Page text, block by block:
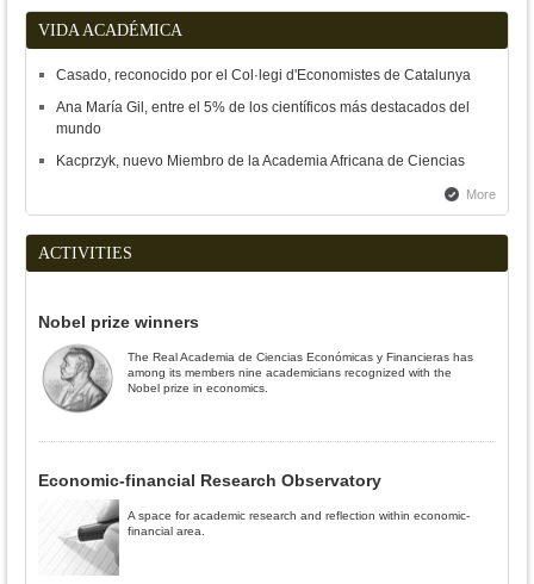
VIDA ACADÉMICA
Casado, reconocido por el Col·legi d'Economistes de Catalunya
Ana María Gil, entre el 5% de los científicos más destacados del
mundo
Kacprzyk, nuevo Miembro de la Academia Africana de Ciencias
More
ACTIVITIES
Nobel prize winners
The Real Academia de Ciencias Económicas y Financieras has
among its members nine academicians recognized with the
Nobel prize in economics.
Economic-financial Research Observatory
A space for academic research and reflection within economic-
financial area.